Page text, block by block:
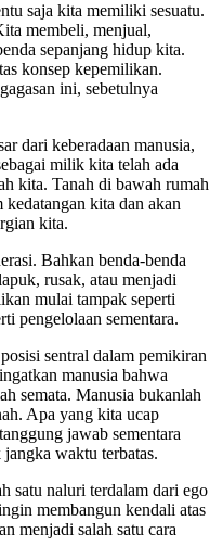
saja kita memiliki sesuatu.
membeli, menjual,
sepanjang hidup kita.
konsep kepemilikan.
ini, sebetulnya
dari keberadaan manusia,
milik kita telah ada
kita. Tanah di bawah rumah
kita dan akan
kita.
Bahkan benda-benda
rusak, atau menjadi
mulai tampak seperti
pengelolaan sementara.
sentral dalam pemikiran
manusia bahwa
semata. Manusia bukanlah
Apa yang kita ucap
jawab sementara
waktu terbatas.
satu naluri terdalam dari ego
membangun kendali atas
menjadi salah satu cara